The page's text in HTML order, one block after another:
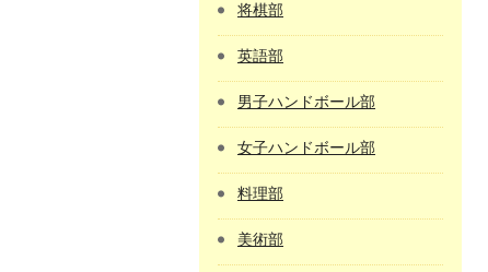
将棋部
英語部
男子ハンドボール部
女子ハンドボール部
料理部
美術部